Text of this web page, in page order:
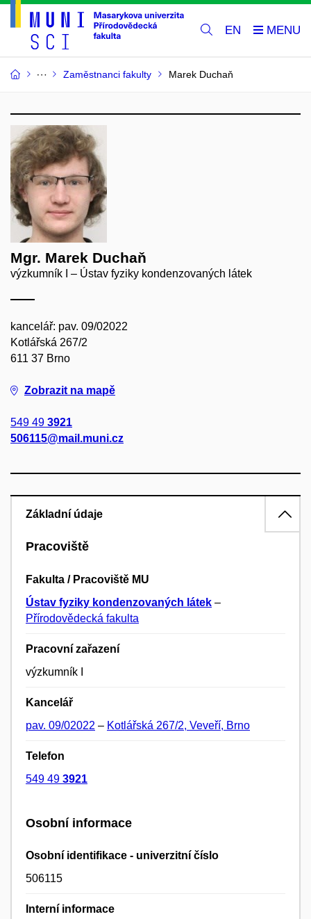
EN
Zaměstnanci fakulty Marek Duchaň
Mgr. Marek Duchaň
výzkumník I – Ústav fyziky kondenzovaných látek
kancelář: pav. 09/02022
Kotlářská 267/2
611 37 Brno
Zobrazit na mapě
549 49 3921
506115@mail.muni.cz
Základní údaje
Pracoviště
Fakulta / Pracoviště MU
Ústav fyziky kondenzovaných látek –
Přírodovědecká fakulta
Pracovní zařazení
výzkumník I
Kancelář
pav. 09/02022 – Kotlářská 267/2, Veveří, Brno
Telefon
549 49 3921
Osobní informace
Osobní identifikace - univerzitní číslo
506115
Interní informace